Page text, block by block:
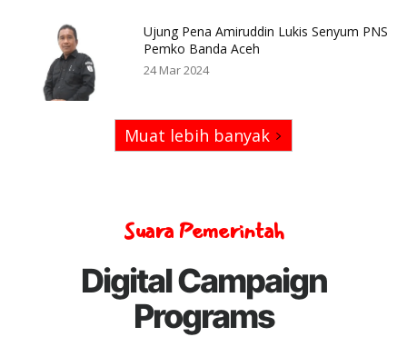
Ujung Pena Amiruddin Lukis Senyum PNS
Pemko Banda Aceh
24 Mar 2024
Muat lebih banyak
Suara Pemerintah
Digital Campaign
Programs